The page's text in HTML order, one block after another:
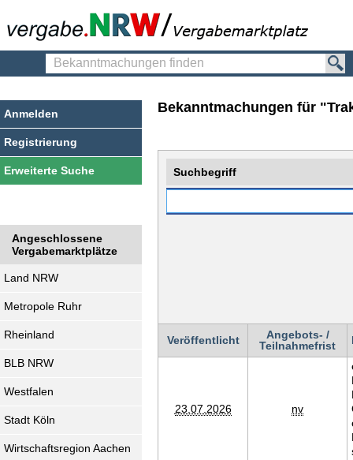
Bekanntmachungen
Anmelden
Registrierung
Erweiterte Suche
Angeschlossene
Vergabemarktplätze
Land NRW
Metropole Ruhr
Rheinland
BLB NRW
Westfalen
Stadt Köln
Wirtschaftsregion Aachen
Bekanntmachungen für
Suchbegriff
Veröffentlicht
Angebots- /
Teilnahmefrist
23.07.2026 nv